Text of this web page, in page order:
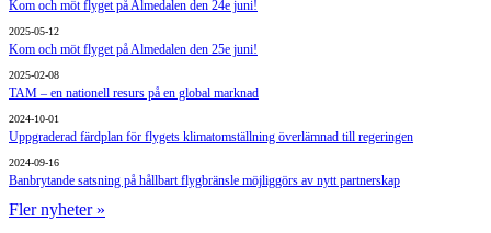
Kom och möt flyget på Almedalen den 24e juni!
2025-05-12
Kom och möt flyget på Almedalen den 25e juni!
2025-02-08
TAM – en nationell resurs på en global marknad
2024-10-01
Uppgraderad färdplan för flygets klimatomställning överlämnad till regeringen
2024-09-16
Banbrytande satsning på hållbart flygbränsle möjliggörs av nytt partnerskap
Fler nyheter »